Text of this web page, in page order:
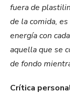
fuera de
de la comida,
energía con
aquella que se
de fondo
Crítica